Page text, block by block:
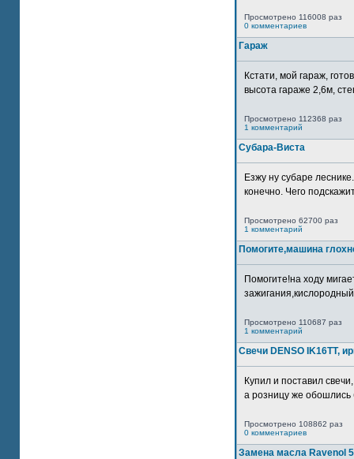
Просмотрено 116008 раз
0 комментариев
Гараж
Кстати, мой гараж,
высота гараже 2,6м,
Просмотрено 112368 раз
1 комментарий
Субара-Виста
Езжу ну субаре
конечно. Чего
Просмотрено 62700 раз
1 комментарий
Помогите,машина
Помогите!на ходу
Просмотрено 110687 раз
1 комментарий
Свечи DENSO IK16TT,
Купил и поставил
а розницу же обошлись
Просмотрено 108862 раз
0 комментариев
Замена масла Ravenol